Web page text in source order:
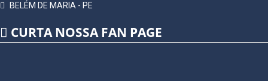
BELÉM DE MARIA - PE
CURTA NOSSA FAN PAGE